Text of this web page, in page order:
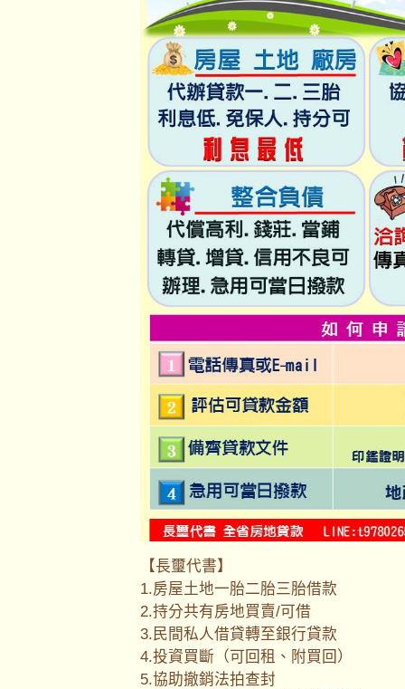
【長璽代書】
1.房屋土地一胎二胎三胎借款
2.持分共有房地買賣/可借
3.民間私人借貸轉至銀行貸款
4.投資買斷（可回租、附買回）
5.協助撤銷法拍查封